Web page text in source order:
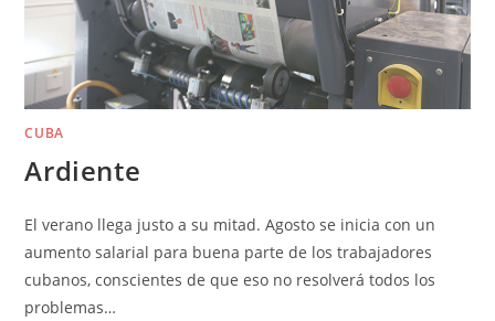
CUBA
Ardiente
El verano llega justo a su mitad. Agosto se ini­cia con un
aumento salarial para buena par­te de los trabajadores
cubanos, conscientes de que eso no resolverá todos los
problemas…